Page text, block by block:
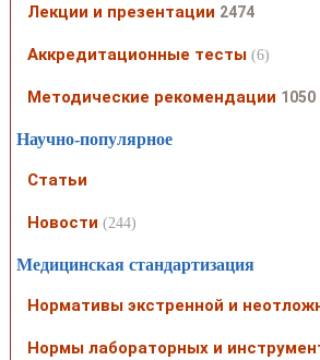
Лекции и презентации 2474
Аккредитационные тесты (6)
Методические рекомендации 1050
Научно-популярное
Статьи
Новости (244)
Медицинская стандартизация
Нормативы экстренной и
Нормы лабораторных и